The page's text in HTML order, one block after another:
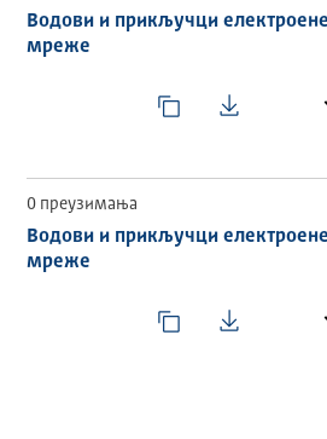
Водови и прикључци
мреже
0 преузимања
Водови и прикључци
мреже